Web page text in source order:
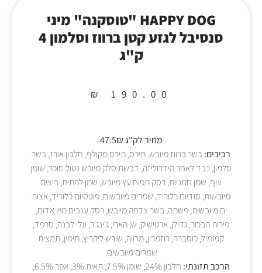
HAPPY DOG "טוסקנה" מיני
סנסיבל לגזע קטן ברווז וסלמון 4
ק"ג
₪ 190.00
מחיר לק"ג 47.5₪
רכיבים:בשר ברווז מיובש, תירס, תירס מקולף, חלבון אורז, בשר
סלמון, כבד לאחר הידרוליזה, דבשת סלק מיובש נטול סוכר, שומן
עוף, שמן חמניות, רסק תפוח עץ מיובש, שמן לפתית, ביצים
מיובשות, סודיום כלוריד, שמרים מיובשים, פוטסיום כלוריד, אצות
ים מיובשות, פשתה, בשר צדפה מיובש, רסק ענבים מיין אדום,
פירות הבכור, גדילן, ארטישוק, שן הארי, ג'ינג'ר, עלי לבנה, סרפד,
קמומיל, כוסברה, רוזמרין, מרווה, שורש ליקריץ, תימין, תמצית
שמרים מיובשים.
הרכב תזונתי:
חלבון 24%, שומן 7.5%, תאית 3%, אפר 6.5%,